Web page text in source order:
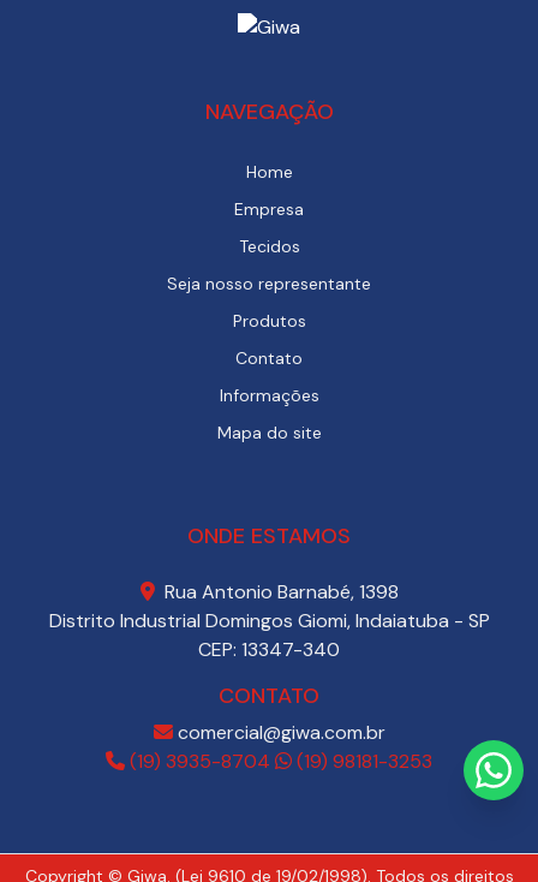
NAVEGAÇÃO
Home
Empresa
Tecidos
Seja nosso representante
Produtos
Contato
Informações
Mapa do site
ONDE ESTAMOS
Rua Antonio Barnabé, 1398
Distrito Industrial Domingos Giomi, Indaiatuba - SP
CEP: 13347-340
CONTATO
comercial@giwa.com.br
(19) 3935-8704
(19) 98181-3253
Copyright © Giwa. (Lei 9610 de 19/02/1998). Todos os direitos